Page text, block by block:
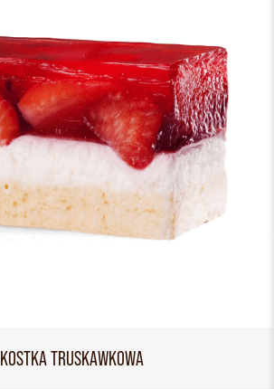
KOSTKA TRUSKAWKOWA